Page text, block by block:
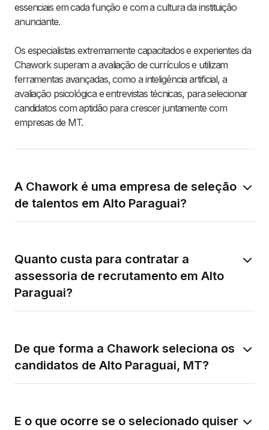
essenciais em cada função e com a cultura da instituição
anunciante.
Os especialistas extremamente capacitados e experientes da
Chawork superam a avaliação de currículos e utilizam
ferramentas avançadas, como a inteligência artificial, a
avaliação psicológica e entrevistas técnicas, para selecionar
candidatos com aptidão para crescer juntamente com
empresas de MT.
A Chawork é uma empresa de seleção
de talentos em Alto Paraguai?
Quanto custa para contratar a
assessoria de recrutamento em Alto
Paraguai?
De que forma a Chawork seleciona os
candidatos de Alto Paraguai, MT?
E o que ocorre se o selecionado quiser